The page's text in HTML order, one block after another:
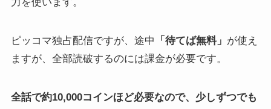
ピッコマ独占配信ですが、途中 「待てば無料」 が使え
ますが、全部読破するのには課金が必要です。
全話で約10,000コインほど必要なので、少しずつでも